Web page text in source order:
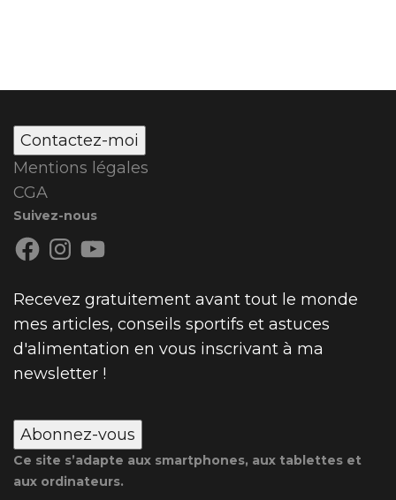
Contactez-moi
Mentions légales
CGA
Suivez-nous
Facebook
Instagram
YouTube
Recevez gratuitement avant tout le monde
mes articles, conseils sportifs et astuces
d'alimentation en vous inscrivant à ma
newsletter !
Abonnez-vous
Ce site s’adapte aux smartphones, aux tablettes et
aux ordinateurs.